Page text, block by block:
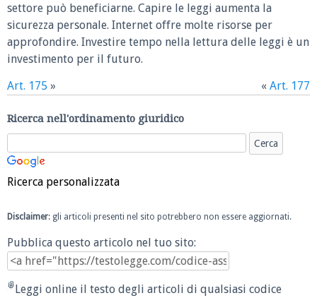
settore può beneficiarne. Capire le leggi aumenta la
sicurezza personale. Internet offre molte risorse per
approfondire. Investire tempo nella lettura delle leggi è un
investimento per il futuro.
Art. 175 » « Art. 177
Ricerca nell'ordinamento giuridico
Ricerca personalizzata
Disclaimer: gli articoli presenti nel sito potrebbero non essere aggiornati.
Pubblica questo articolo nel tuo sito:
Leggi online il testo degli articoli di qualsiasi codice